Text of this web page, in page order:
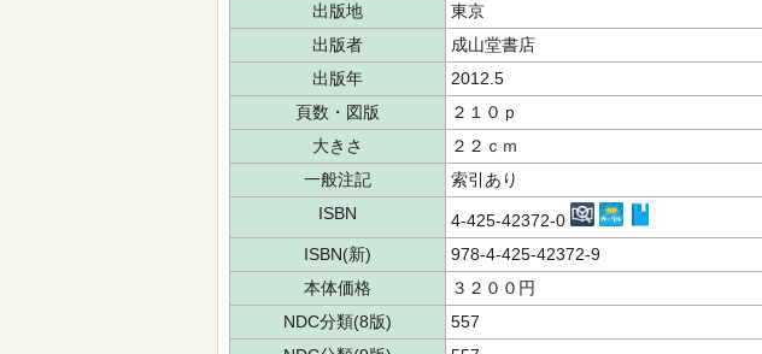
出版地
東京
出版者
成山堂書店
出版年
2012.5
頁数・図版
２１０ｐ
大きさ
２２ｃｍ
一般注記
索引あり
ISBN
4-425-42372-0
ISBN(新)
978-4-425-42372-9
本体価格
３２００円
NDC分類(8版)
557